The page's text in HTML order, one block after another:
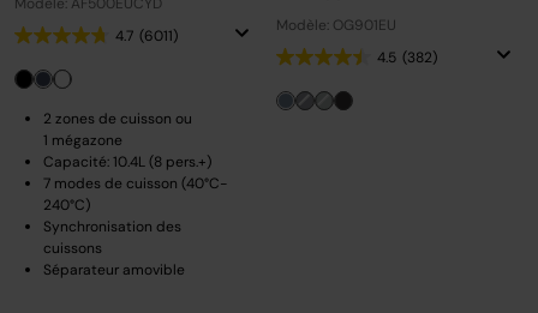
4.7 (6011)
2 zones de cuisson ou
1 mégazone
Capacité: 10.4L (8 pers.+)
7 modes de cuisson (40°C-
240°C)
Synchronisation des
cuissons
Séparateur amovible
Modèle: OG901EU
4.5 (382)